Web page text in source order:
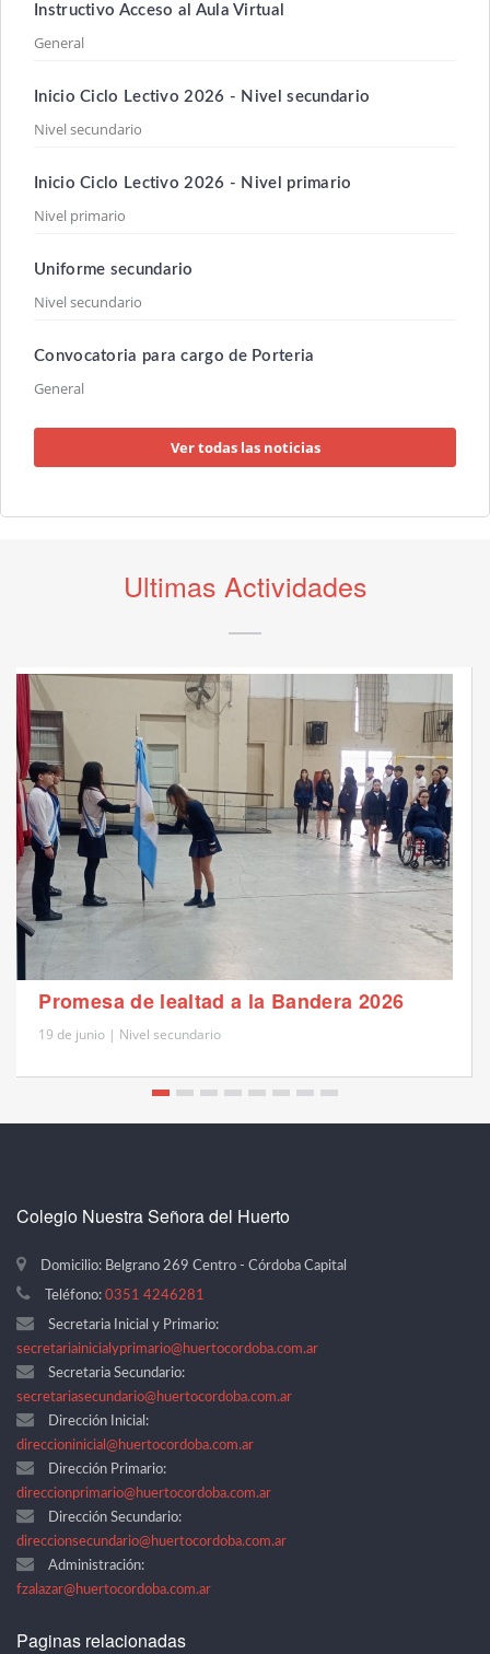
Instructivo Acceso al Aula Virtual
General
Inicio Ciclo Lectivo 2026 - Nivel secundario
Nivel secundario
Inicio Ciclo Lectivo 2026 - Nivel primario
Nivel primario
Uniforme secundario
Nivel secundario
Convocatoria para cargo de Porteria
General
Ver todas las noticias
Ultimas Actividades
Promesa de lealtad a la Bandera 2026
19 de junio | Nivel secundario
Colegio Nuestra Señora del Huerto
Domicilio: Belgrano 269 Centro - Córdoba Capital
Teléfono: 0351 4246281
Secretaria Inicial y Primario:
secretariainicialyprimario@huertocordoba.com.ar
Secretaria Secundario:
secretariasecundario@huertocordoba.com.ar
Dirección Inicial:
direccioninicial@huertocordoba.com.ar
Dirección Primario:
direccionprimario@huertocordoba.com.ar
Dirección Secundario:
direccionsecundario@huertocordoba.com.ar
Administración:
fzalazar@huertocordoba.com.ar
Paginas relacionadas